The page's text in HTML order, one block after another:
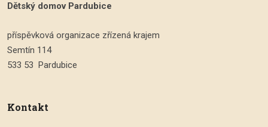
Dětský domov Pardubice
příspěvková organizace zřízená krajem
Semtín 114
533 53 Pardubice
Kontakt